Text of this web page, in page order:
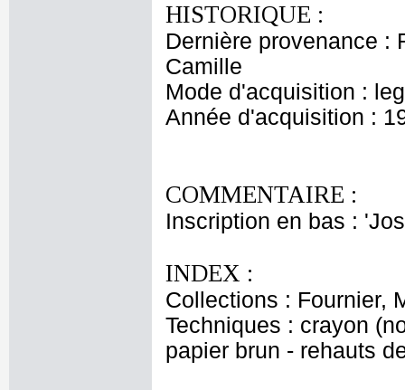
HISTORIQUE :
Dernière provenance :
Camille
Mode d'acquisition :
Année d'acquisition :
COMMENTAIRE :
Inscription en bas :
INDEX :
Collections : Fournier,
Techniques : crayon
papier brun - rehauts